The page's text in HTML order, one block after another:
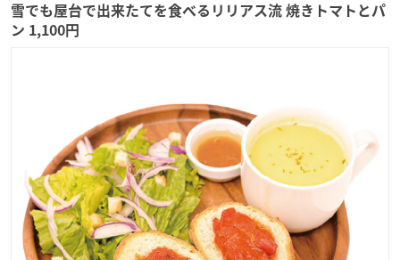
雪でも屋台で出来たてを食べるリリアス流 焼きトマトとパ
ン 1,100円